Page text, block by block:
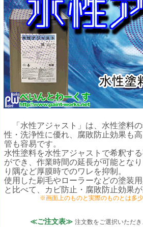
「水性アジャスト」は、水性塗料
性・洗浄性に優れ、腐敗防止効果も
管も容易です。
水性塗料を水性アジャストで希釈す
ができ、作業時間の延長が可能とな
り隅など厚膜時でのワレを抑制。
使用した刷毛やローラーなどの塗装
と比べて、カビ防止・腐敗防止効果が
※画面上のものと実際のものとは多
≪ご注文表≫ 注文数をご選択いただ